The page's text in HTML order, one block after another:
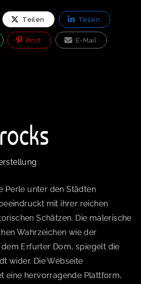
Teilen Teilen
Pin It E-Mail
Perle unter den Städten
mit ihrer reichen
Schätzen. Die malerische
Wahrzeichen wie der
Erfurter Dom, spiegelt die
wider. Die Webseite
eine hervorragende Plattform,